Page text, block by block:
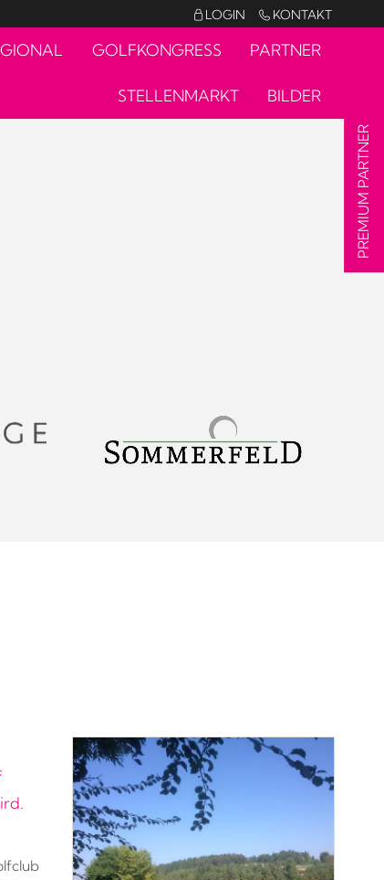
 LOGIN  KONTAKT
GOLFKONGRESS PARTNER
STELLENMARKT BILDER
PREMIUM PARTNER